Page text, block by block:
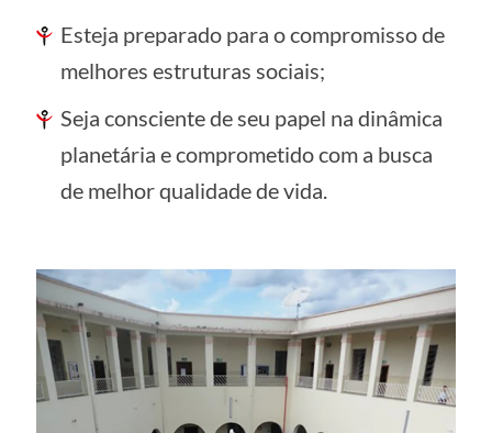
Esteja preparado para o compromisso de
melhores estruturas sociais;
Seja consciente de seu papel na dinâmica
planetária e comprometido com a busca
de melhor qualidade de vida.